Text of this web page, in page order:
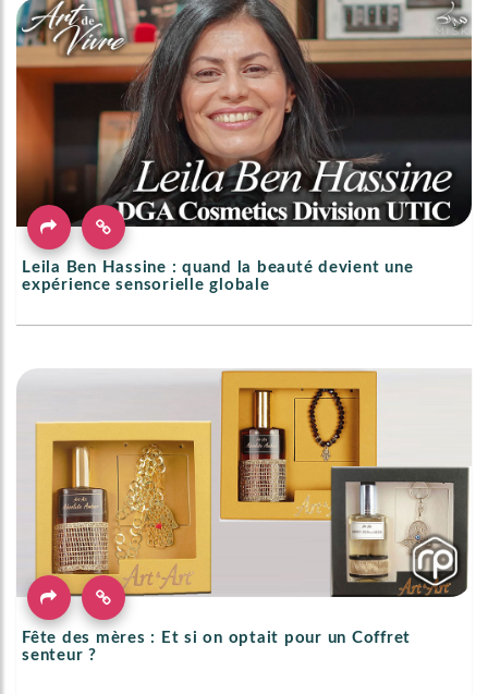
Leila Ben Hassine : quand la beauté devient une
expérience sensorielle globale
Fête des mères : Et si on optait pour un Coffret
senteur ?